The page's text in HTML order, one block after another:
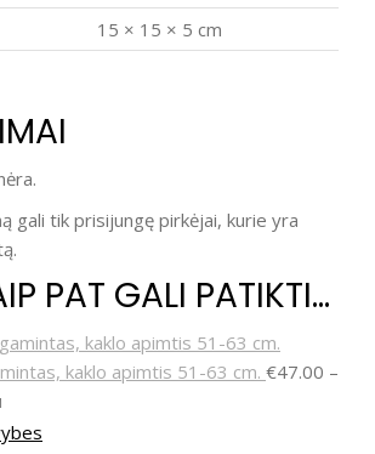
15 × 15 × 5 cm
gali tik prisijungę pirkėjai, kurie yra
PAT GALI PATIKTI…
kaklo apimtis 51-63 cm. €47.00 –